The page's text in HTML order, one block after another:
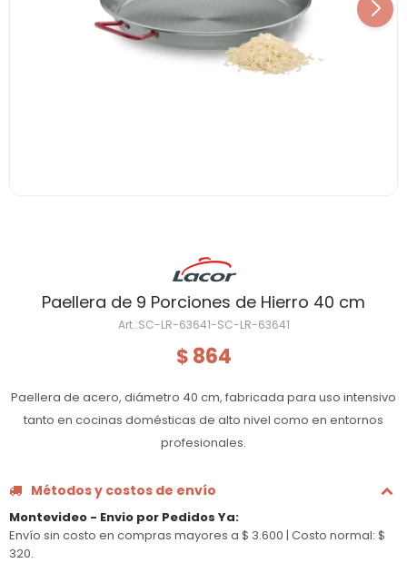
Paellera de 9 Porciones de Hierro 40 cm
SC-LR-63641-SC-LR-63641
$ 864
Paellera de acero, diámetro 40 cm, fabricada para uso intensivo
tanto en cocinas domésticas de alto nivel como en entornos
profesionales.
Métodos y costos de envío
Montevideo - Envio por Pedidos Ya:
Envío sin costo en compras mayores a $ 3.600 | Costo normal: $
320.